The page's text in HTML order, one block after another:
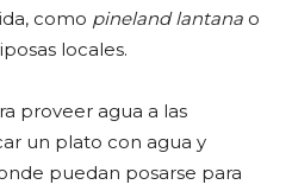
como pineland lantana o
locales.
proveer agua a las
un plato con agua y
puedan posarse para